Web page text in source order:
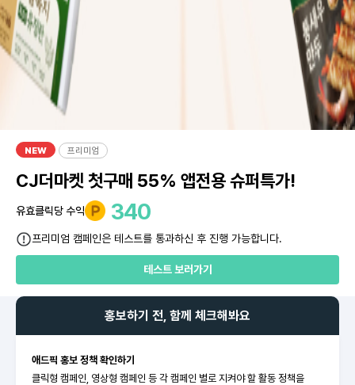
NEW 프리미엄
CJ더마켓 첫구매 55% 앱전용 슈퍼특가!
유효클릭당 수익 340
프리미엄 캠페인은 테스트를 통과하신 후 진행 가능합니다.
테스트 보러가기
홍보하기 전, 함께 체크해봐요
애드픽 홍보 정책 확인하기
클릭형 캠페인, 영상형 캠페인 등 각 캠페인 별로 지켜야 할 활동 정책을